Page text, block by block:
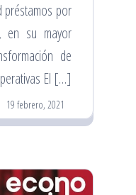
préstamos por
en su mayor
de
El […]
19 febrero, 2021